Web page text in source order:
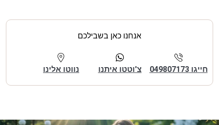
אנחנו כאן בשבילכם
חייגו 049807173 צ'וטטו איתנו נווטו אלינו